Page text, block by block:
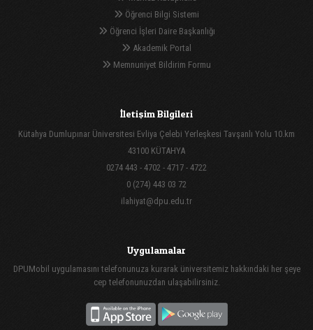
Öğrenci Bilgi Sistemi
Öğrenci İşleri Daire Başkanlığı
Akademik Portal
Memnuniyet Bildirim Formu
İletişim Bilgileri
Kütahya Dumlupınar Üniversitesi Evliya Çelebi Yerleşkesi Tavşanlı Yolu 10.km
43100 KÜTAHYA
0274 443 - 4702 - 4717 - 4722
0 (274) 443 03 72
ilahiyat@dpu.edu.tr
Uygulamalar
DPUMobil uygulamasını telefonunuza kurarak üniversitemiz hakkındaki her şeye
cep telefonunuzdan ulaşabilirsiniz.